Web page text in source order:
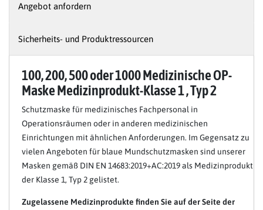
Angebot anfordern
Sicherheits- und Produktressourcen
100, 200, 500 oder 1000 Medizinische OP-
Maske Medizinprodukt-Klasse 1 , Typ 2
Schutzmaske für medizinisches Fachpersonal in
Operationsräumen oder in anderen medizinischen
Einrichtungen mit ähnlichen Anforderungen. Im Gegensatz zu
vielen Angeboten für blaue Mundschutzmasken sind unserer
Masken gemäß DIN EN 14683:2019+AC:2019 als Medizinprodukt
der Klasse 1, Typ 2 gelistet.
Zugelassene Medizinprodukte finden Sie auf der Seite der